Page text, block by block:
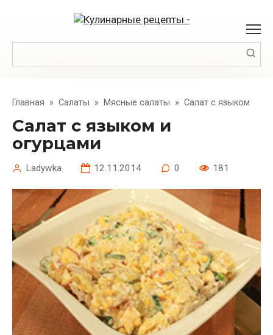
Главная » Салаты » Мясные салаты » Салат с языком
Салат с языком и
огурцами
Ladywka 12.11.2014 0 181